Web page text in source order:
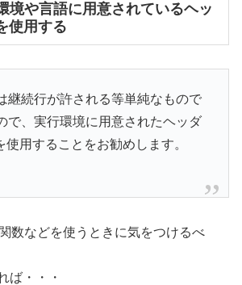
境や言語に用意されているヘッ
使用する
継続行が許される等単純なもので
で、実行環境に用意されたヘッダ
使用することをお勧めします。
数などを使うときに気をつけるべ
ば・・・